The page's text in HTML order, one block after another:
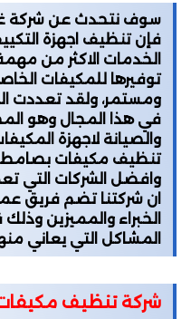
سوف نتحدث عن شركة
فإن تنظيف اجهزة
الخدمات الاكثر من
توفيرها للمكيفات
ومستمر، ولقد تعددت
في هذا المجال وهو
والصيانة لاجهزة
تنظيف مكيفات
وافضل الشركات التي
ان شركتنا تضم فريق
الخبراء والمميزين
المشاكل التي يعاني
شركة تنظيف